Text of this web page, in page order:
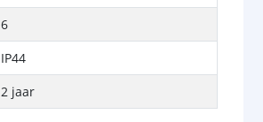
6
IP44
2 jaar